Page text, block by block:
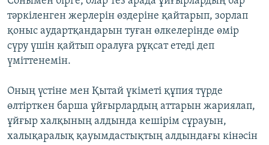
тәркіленген жерлерін өздеріне қайтарып, зорлап
қоныс аудартқандарын туған өлкелерінде өмір
сүру үшін қайтып оралуға рұқсат етеді деп
үміттенемін.
Оның үстіне мен Қытай үкіметі құпия түрде
өлтірткен барша ұйғырлардың аттарын жариялап,
ұйғыр халқының алдында кешірім сұрауын,
халықаралық қауымдастықтың алдындағы кінәсін